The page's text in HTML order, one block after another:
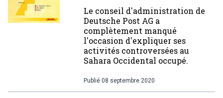
Le conseil d'administration de
Deutsche Post AG a
complètement manqué
l'occasion d'expliquer ses
activités controversées au
Sahara Occidental occupé.
Publié 08 septembre 2020